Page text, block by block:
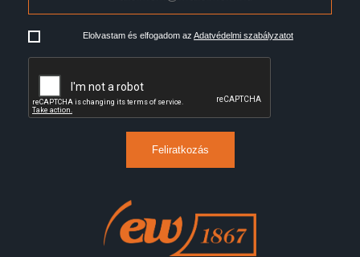
Elolvastam és elfogadom az Adatvédelmi szabályzatot
Feliratkozás